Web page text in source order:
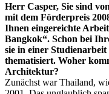
Herr Casper, Sie sind
mit dem Förderpreis
Ihnen eingereichte
Bangkok“. Schon bei
sie in einer
thematisiert. Woher
Architektur?
Zunächst war Thailand,